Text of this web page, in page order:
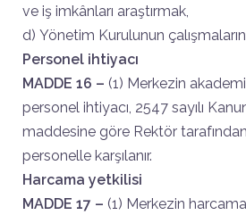
ve iş imkânları araştırmak,
d) Yönetim Kurulunun
Personel ihtiyacı
MADDE 16 – (1) Merkezin
personel ihtiyacı, 2547 sayılı
maddesine göre Rektör
personelle karşılanır.
Harcama yetkilisi
MADDE 17 – (1) Merkezin